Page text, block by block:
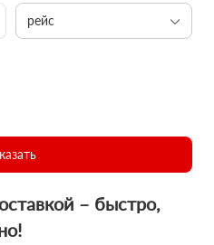
рейс
– быстро,